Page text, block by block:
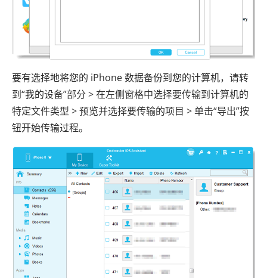
要有选择地将您的 iPhone 数据备份到您的计算机，请转
到“我的设备”部分 > 在左侧窗格中选择要传输到计算机的
特定文件类型 > 预览并选择要传输的项目 > 单击“导出”按
钮开始传输过程。